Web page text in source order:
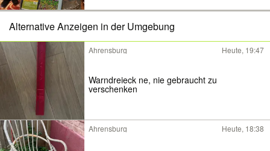
Alternative Anzeigen in der Umgebung
Ahrensburg Heute, 19:47
Warndreieck ne, nie gebraucht zu
verschenken
Ahrensburg Heute, 18:38